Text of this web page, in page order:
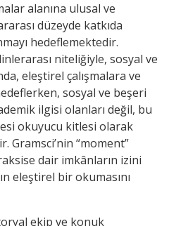
alanına ulusal ve
düzeyde katkıda
hedeflemektedir.
niteliğiyle, sosyal ve
eleştirel çalışmalara ve
sosyal ve beşeri
ilgisi olanları değil, bu
okuyucu kitlesi olarak
Gramsci’nin “moment”
dair imkânların izini
eleştirel bir okumasını
ekip ve konuk